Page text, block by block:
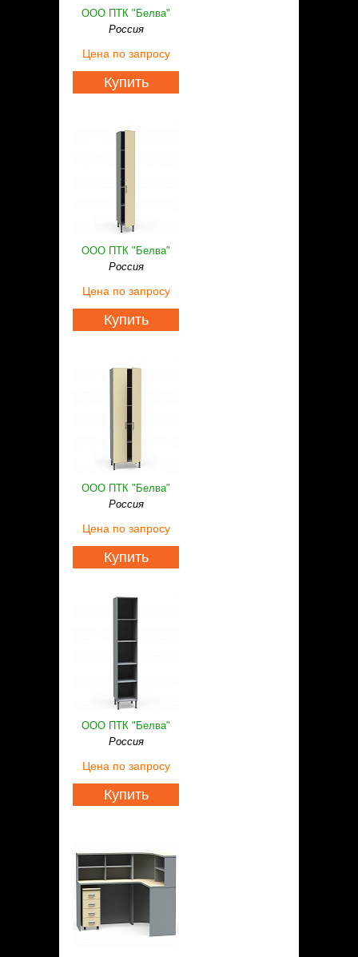
ООО ПТК "Белва"
Россия
Цена по запросу
Купить
ООО ПТК "Белва"
Россия
Цена по запросу
Купить
ООО ПТК "Белва"
Россия
Цена по запросу
Купить
ООО ПТК "Белва"
Россия
Цена по запросу
Купить